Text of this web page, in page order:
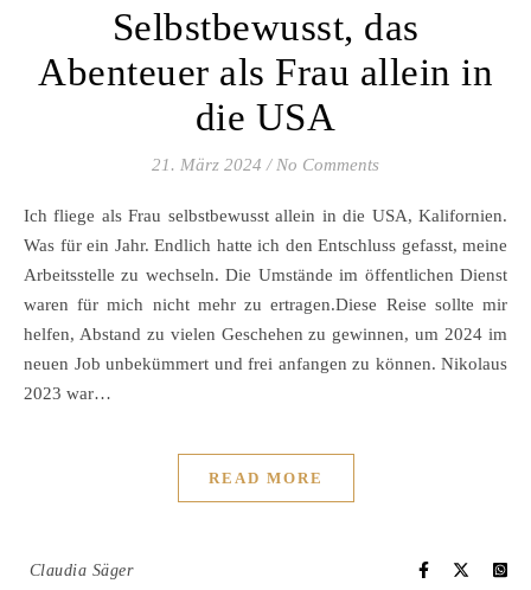
Selbstbewusst, das
Abenteuer als Frau allein in
die USA
21. März 2024 / No Comments
Ich fliege als Frau selbstbewusst allein in die USA, Kalifornien.
Was für ein Jahr. Endlich hatte ich den Entschluss gefasst, meine
Arbeitsstelle zu wechseln. Die Umstände im öffentlichen Dienst
waren für mich nicht mehr zu ertragen.Diese Reise sollte mir
helfen, Abstand zu vielen Geschehen zu gewinnen, um 2024 im
neuen Job unbekümmert und frei anfangen zu können. Nikolaus
2023 war…
READ MORE
Claudia Säger